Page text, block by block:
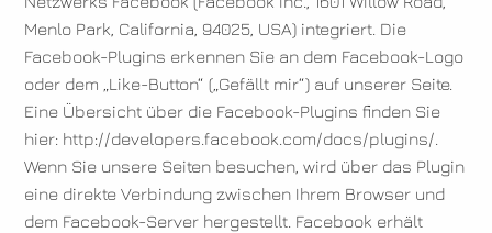
Menlo Park, California, 94025, USA) integriert. Die
Facebook-Plugins erkennen Sie an dem Facebook-Logo
oder dem „Like-Button“ („Gefällt mir“) auf unserer Seite.
Eine Übersicht über die Facebook-Plugins finden Sie
hier: http://developers.facebook.com/docs/plugins/.
Wenn Sie unsere Seiten besuchen, wird über das Plugin
eine direkte Verbindung zwischen Ihrem Browser und
dem Facebook-Server hergestellt. Facebook erhält